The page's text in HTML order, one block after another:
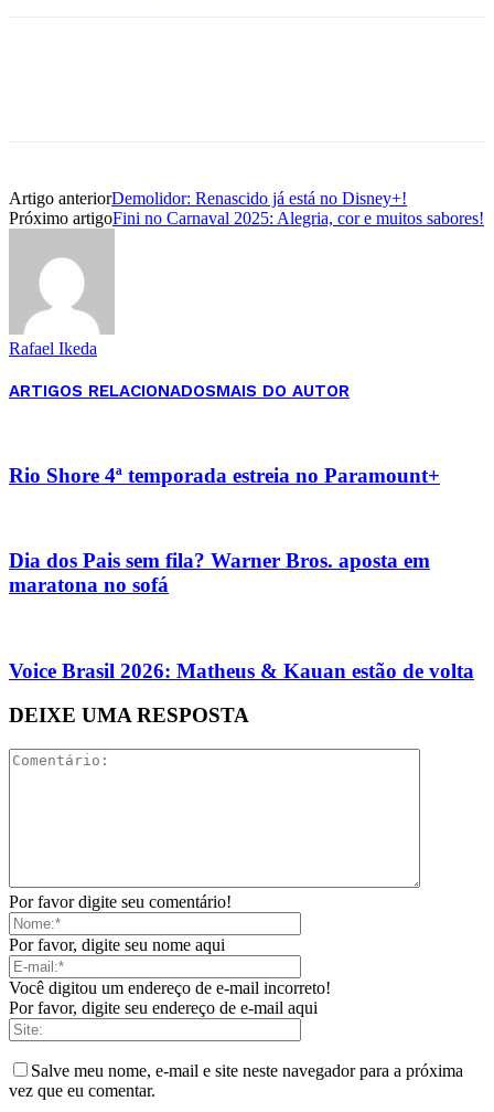
Artigo anteriorDemolidor: Renascido já está no Disney+!
Próximo artigoFini no Carnaval 2025: Alegria, cor e muitos sabores!
Rafael Ikeda
ARTIGOS RELACIONADOSMAIS DO AUTOR
Rio Shore 4ª temporada estreia no Paramount+
Dia dos Pais sem fila? Warner Bros. aposta em
maratona no sofá
Voice Brasil 2026: Matheus & Kauan estão de volta
DEIXE UMA RESPOSTA
Por favor digite seu comentário!
Por favor, digite seu nome aqui
Você digitou um endereço de e-mail incorreto!
Por favor, digite seu endereço de e-mail aqui
Salve meu nome, e-mail e site neste navegador para a próxima
vez que eu comentar.